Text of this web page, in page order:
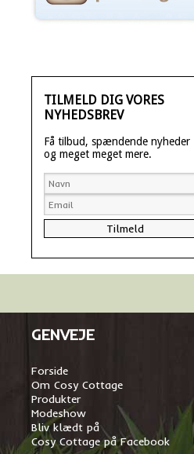
TILMELD DIG VORES
NYHEDSBREV
Få tilbud, spændende nyheder
og meget meget mere.
GENVEJE
Forside
Om Cosy Cottage
Produkter
Modeshow
Bliv klædt på
Cosy Cottage på Facebook